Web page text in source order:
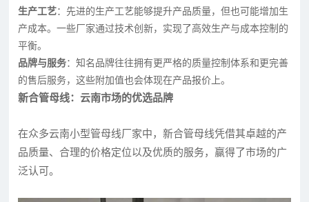
生产工艺：先进的生产工艺能够提升产品质量，但也可能增加生
产成本。一些厂家通过技术创新，实现了高效生产与成本控制的
平衡。
品牌与服务：知名品牌往往拥有更严格的质量控制体系和更完善
的售后服务，这些附加值也会体现在产品报价上。
新合管母线：云南市场的优选品牌
在众多云南小型管母线厂家中，新合管母线凭借其卓越的产
品质量、合理的价格定位以及优质的服务，赢得了市场的广
泛认可。